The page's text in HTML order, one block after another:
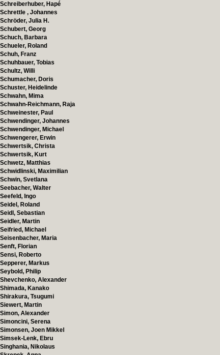
Schreiberhuber, Hapé
Schrettle , Johannes
Schröder, Julia H.
Schubert, Georg
Schuch, Barbara
Schueler, Roland
Schuh, Franz
Schuhbauer, Tobias
Schultz, Willi
Schumacher, Doris
Schuster, Heidelinde
Schwahn, Mima
Schwahn-Reichmann, Raja
Schweinester, Paul
Schwendinger, Johannes
Schwendinger, Michael
Schwengerer, Erwin
Schwertsik, Christa
Schwertsik, Kurt
Schwetz, Matthias
Schwidlinski, Maximilian
Schwin, Svetlana
Seebacher, Walter
Seefeld, Ingo
Seidel, Roland
Seidl, Sebastian
Seidler, Martin
Seifried, Michael
Seisenbacher, Maria
Senft, Florian
Sensi, Roberto
Sepperer, Markus
Seybold, Philip
Shevchenko, Alexander
Shimada, Kanako
Shirakura, Tsugumi
Siewert, Martin
Simon, Alexander
Simoncini, Serena
Simonsen, Joen Mikkel
Simsek-Lenk, Ebru
Singhania, Nikolaus